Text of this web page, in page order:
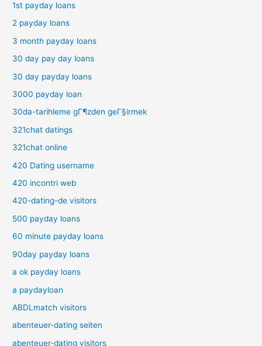
1st payday loans
2 payday loans
3 month payday loans
30 day pay day loans
30 day payday loans
3000 payday loan
30da-tarihleme gГ¶zden geГ§irmek
321chat datings
321chat online
420 Dating username
420 incontri web
420-dating-de visitors
500 payday loans
60 minute payday loans
90day payday loans
a ok payday loans
a paydayloan
ABDLmatch visitors
abenteuer-dating seiten
abenteuer-dating visitors